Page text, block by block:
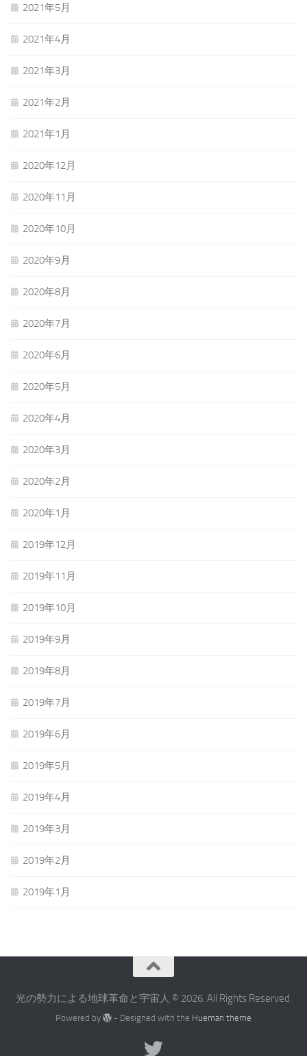
2021年5月
2021年4月
2021年3月
2021年2月
2021年1月
2020年12月
2020年11月
2020年10月
2020年9月
2020年8月
2020年7月
2020年6月
2020年5月
2020年4月
2020年3月
2020年2月
2020年1月
2019年12月
2019年11月
2019年10月
2019年9月
2019年8月
2019年7月
2019年6月
2019年5月
2019年4月
2019年3月
2019年2月
2019年1月
光の勢力による地球革命と宇宙人 © 2026. All Rights Reserved.
Powered by - Designed with the Hueman theme